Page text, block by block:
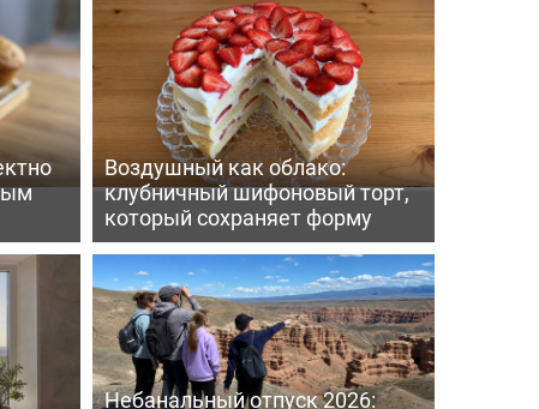
Воздушный как облако:
клубничный шифоновый торт,
который сохраняет форму
Небанальный отпуск 2026: